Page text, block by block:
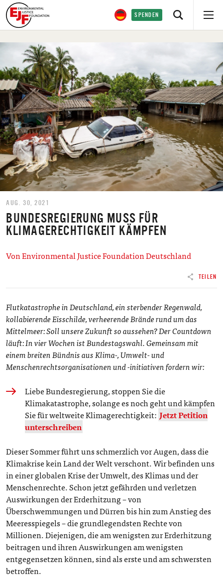
SPENDEN
AUG. 30, 2021
BUNDESREGIERUNG MUSS FÜR
KLIMAGERECHTIGKEIT KÄMPFEN
Von Environmental Justice Foundation Deutschland
TEILEN
Flutkatastrophe in Deutschland, ein sterbender Regenwald,
kollabierende Eisschilde, verheerende Brände rund um das
Mittelmeer: Soll unsere Zukunft so aussehen? Der Countdown
läuft: In vier Wochen ist Bundestagswahl. Gemeinsam mit
einem breiten Bündnis aus Klima-, Umwelt- und
Menschenrechtsorganisationen und -initiativen fordern wir:
Liebe Bundesregierung, stoppen Sie die
Klimakatastrophe, solange es noch geht und kämpfen
Sie für weltweite Klimagerechtigkeit: Jetzt Petition
unterschreiben
Dieser Sommer führt uns schmerzlich vor Augen, dass die
Klimakrise kein Land der Welt verschont. Wir befinden uns
in einer globalen Krise der Umwelt, des Klimas und der
Menschenrechte. Schon jetzt gefährden und verletzen
Auswirkungen der Erderhitzung – von
Überschwemmungen und Dürren bis hin zum Anstieg des
Meeresspiegels – die grundlegendsten Rechte von
Millionen. Diejenigen, die am wenigsten zur Erderhitzung
beitragen und ihren Auswirkungen am wenigsten
entgegensetzen können, sind als erste und am schwersten
betroffen.